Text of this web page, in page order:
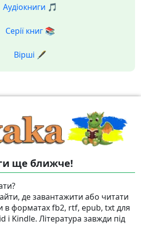
Аудіокниги 🎵
Серії книг 📚
Вірші 🖋️
ще ближче!
де завантажити або читати
в форматах fb2, rtf, epub, txt для
і Kindle. Література завжди під